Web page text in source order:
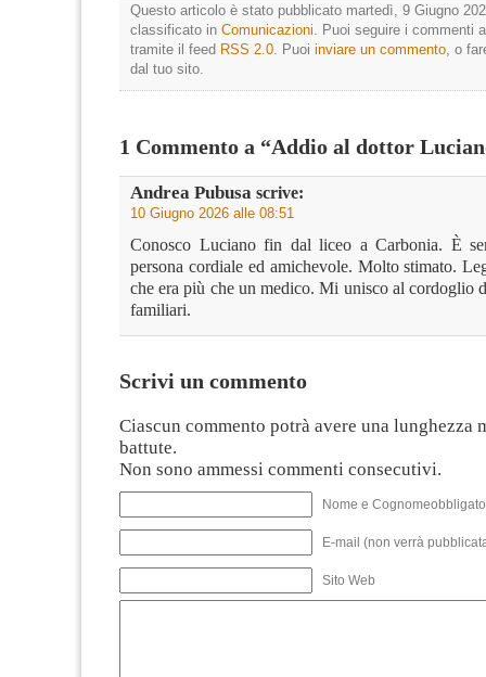
Questo articolo è stato pubblicato martedì, 9 Giugno
classificato in Comunicazioni . Puoi seguire i commenti
tramite il feed RSS 2.0 . Puoi inviare un commento , o
dal tuo sito.
1 Commento a “Addio al dottor
Andrea Pubusa scrive:
10 Giugno 2026 alle 08:51
Conosco Luciano fin dal liceo a Carbonia. È
persona cordiale ed amichevole. Molto stimato.
che era più che un medico. Mi unisco al cordoglio
familiari.
Scrivi un commento
Ciascun commento potrà avere una lunghezza
battute.
Non sono ammessi commenti consecutivi.
Nome e
E-mail (non verrà
Sito Web